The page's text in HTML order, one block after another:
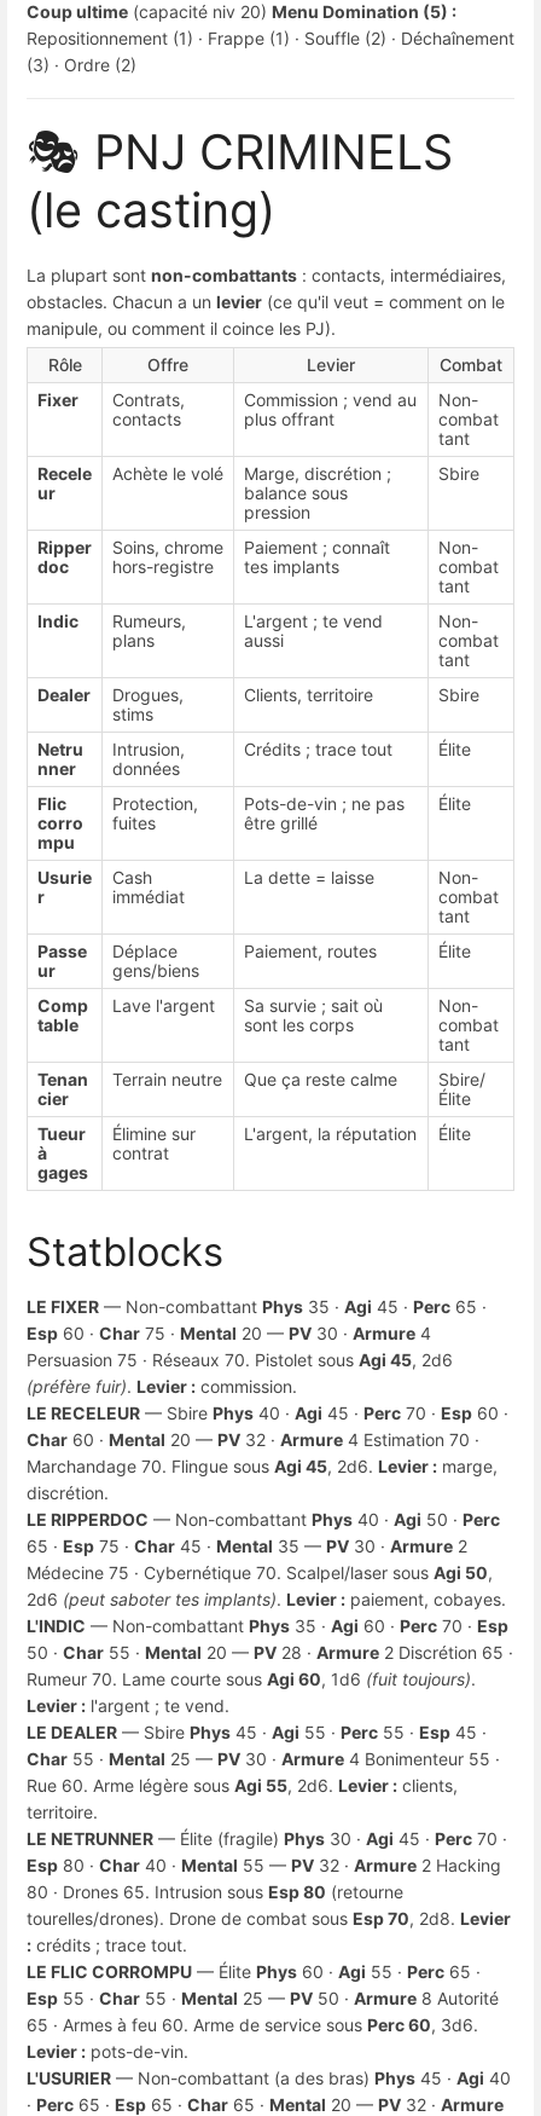
Coup ultime (capacité niv 20) Menu Domination (5) :
Repositionnement (1) · Frappe (1) · Souffle (2) · Déchaînement
(3) · Ordre (2)
🎭 PNJ CRIMINELS
(le casting)
La plupart sont non-combattants : contacts, intermédiaires,
obstacles. Chacun a un levier (ce qu'il veut = comment on le
manipule, ou comment il coince les PJ).
Rôle
Offre Levier
Combat
Fixer
Contrats,
contacts
Commission ; vend au
plus offrant
Non-
combat
tant
Recele
ur
Achète le volé
Marge, discrétion ;
balance sous
pression
Sbire
Ripper
doc
Soins, chrome
hors-registre
Paiement ; connaît
tes implants
Non-
combat
tant
Indic
Rumeurs,
plans
L'argent ; te vend
aussi
Non-
combat
tant
Dealer
Drogues,
stims
Clients, territoire Sbire
Netru
nner
Intrusion,
données
Crédits ; trace tout Élite
Flic
corro
mpu
Protection,
fuites
Pots-de-vin ; ne pas
être grillé
Élite
Usurie
r
Cash
immédiat
La dette = laisse
Non-
combat
tant
Passe
ur
Déplace
gens/biens
Paiement, routes Élite
Comp
table
Lave l'argent
Sa survie ; sait où
sont les corps
Non-
combat
tant
Tenan
cier
Terrain neutre Que ça reste calme
Sbire/
Élite
Tueur
à
gages
Élimine sur
contrat
L'argent, la réputation Élite
Statblocks
LE FIXER — Non-combattant Phys 35 · Agi 45 · Perc 65 ·
Esp 60 · Char 75 · Mental 20 — PV 30 · Armure 4
Persuasion 75 · Réseaux 70. Pistolet sous Agi 45, 2d6
(préfère fuir). Levier : commission.
LE RECELEUR — Sbire Phys 40 · Agi 45 · Perc 70 · Esp 60 ·
Char 60 · Mental 20 — PV 32 · Armure 4 Estimation 70 ·
Marchandage 70. Flingue sous Agi 45, 2d6. Levier : marge,
discrétion.
LE RIPPERDOC — Non-combattant Phys 40 · Agi 50 · Perc
65 · Esp 75 · Char 45 · Mental 35 — PV 30 · Armure 2
Médecine 75 · Cybernétique 70. Scalpel/laser sous Agi 50,
2d6 (peut saboter tes implants). Levier : paiement, cobayes.
L'INDIC — Non-combattant Phys 35 · Agi 60 · Perc 70 · Esp
50 · Char 55 · Mental 20 — PV 28 · Armure 2 Discrétion 65 ·
Rumeur 70. Lame courte sous Agi 60, 1d6 (fuit toujours).
Levier : l'argent ; te vend.
LE DEALER — Sbire Phys 45 · Agi 55 · Perc 55 · Esp 45 ·
Char 55 · Mental 25 — PV 30 · Armure 4 Bonimenteur 55 ·
Rue 60. Arme légère sous Agi 55, 2d6. Levier : clients,
territoire.
LE NETRUNNER — Élite (fragile) Phys 30 · Agi 45 · Perc 70 ·
Esp 80 · Char 40 · Mental 55 — PV 32 · Armure 2 Hacking
80 · Drones 65. Intrusion sous Esp 80 (retourne
tourelles/drones). Drone de combat sous Esp 70, 2d8. Levier
: crédits ; trace tout.
LE FLIC CORROMPU — Élite Phys 60 · Agi 55 · Perc 65 ·
Esp 55 · Char 55 · Mental 25 — PV 50 · Armure 8 Autorité
65 · Armes à feu 60. Arme de service sous Perc 60, 3d6.
Levier : pots-de-vin.
L'USURIER — Non-combattant (a des bras) Phys 45 · Agi 40
· Perc 65 · Esp 65 · Char 65 · Mental 20 — PV 32 · Armure